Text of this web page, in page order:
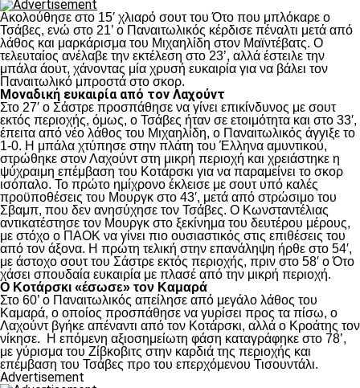
Ακολούθησε στο 15′ χλιαρό σουτ του Ότο που μπλόκαρε ο
Τσάβες, ενώ στο 21’ ο Παναιτωλικός κέρδισε πέναλτι μετά από
λάθος και μαρκάρισμα του Μιχαηλίδη στον Μαϊντέβατς. Ο
τελευταίος ανέλαβε την εκτέλεση στο 23’, αλλά έστειλε την
μπάλα άουτ, χάνοντας μία χρυσή ευκαιρία για να βάλει τον
Παναιτωλικό μπροστά στο σκορ.
Μοναδική ευκαιρία από τον Λαχούντ
Στο 27′ ο Σάστρε προσπάθησε να γίνει επικίνδυνος με σουτ
εκτός περιοχής, όμως, ο Τσάβες ήταν σε ετοιμότητα και στο 33′,
έπειτα από νέο λάθος του Μιχαηλίδη, ο Παναιτωλικός άγγιξε το
1-0. Η μπάλα χτύπησε στην πλάτη του Έλληνα αμυντικού,
στρώθηκε στον Λαχούντ στη μικρή περιοχή και χρειάστηκε η
ψύχραιμη επέμβαση του Κοτάρσκι για να παραμείνει το σκορ
ισόπαλο. Το πρώτο ημίχρονο έκλεισε με σουτ υπό καλές
προϋποθέσεις του Μουργκ στο 43′, μετά από στρώσιμο του
Σβαμπ, που δεν ανησύχησε τον Τσάβες. Ο Κωνσταντέλιας
αντικατέστησε τον Μουργκ στο ξεκίνημα του δευτέρου μέρους,
με στόχο ο ΠΑΟΚ να γίνει πιο ουσιαστικός στις επιθέσεις του
από τον άξονα. Η πρώτη τελική στην επανάληψη ήρθε στο 54′,
με άστοχο σουτ του Σάστρε εκτός περιοχής, πριν στο 58′ ο Ότο
χάσει σπουδαία ευκαιρία με πλασέ από την μικρή περιοχή.
Ο Κοτάρσκι «έσωσε» τον Καμαρά
Στο 60’ ο Παναιτωλικός απείλησε από μεγάλο λάθος του
Καμαρά, ο οποίος προσπάθησε να γυρίσει προς τα πίσω, ο
Λαχούντ βγήκε απέναντι από τον Κοτάρσκι, αλλά ο Κροάτης τον
νίκησε. Η επόμενη αξιοσημείωτη φάση καταγράφηκε στο 78’,
με γύρισμα του Ζίβκοβιτς στην καρδιά της περιοχής και
επέμβαση του Τσάβες προ του επερχόμενου Τισουντάλι.
Advertisement